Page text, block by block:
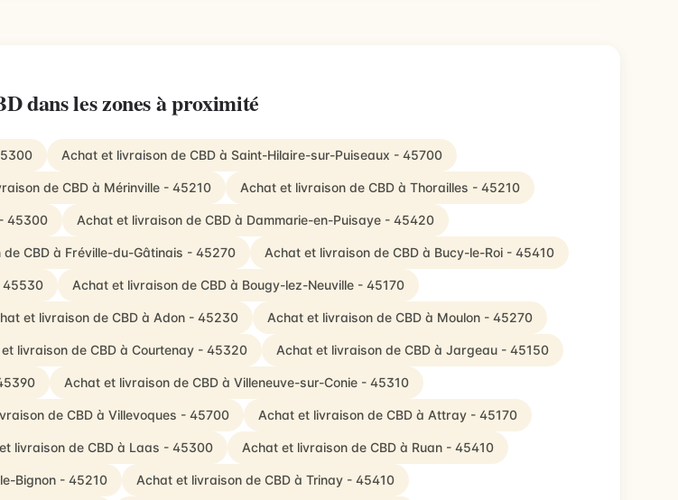
dans les zones à proximité
Achat et livraison de CBD à Saint-Hilaire-sur-Puiseaux - 45700
de CBD à Mérinville - 45210 Achat et livraison de CBD à Thorailles - 45210
45300 Achat et livraison de CBD à Dammarie-en-Puisaye - 45420
CBD à Fréville-du-Gâtinais - 45270 Achat et livraison de CBD à Bucy-le-Roi - 45410
45530 Achat et livraison de CBD à Bougy-lez-Neuville - 45170
et livraison de CBD à Adon - 45230 Achat et livraison de CBD à Moulon - 45270
livraison de CBD à Courtenay - 45320 Achat et livraison de CBD à Jargeau - 45150
Achat et livraison de CBD à Villeneuve-sur-Conie - 45310
de CBD à Villevoques - 45700 Achat et livraison de CBD à Attray - 45170
livraison de CBD à Laas - 45300 Achat et livraison de CBD à Ruan - 45410
Bignon - 45210 Achat et livraison de CBD à Trinay - 45410